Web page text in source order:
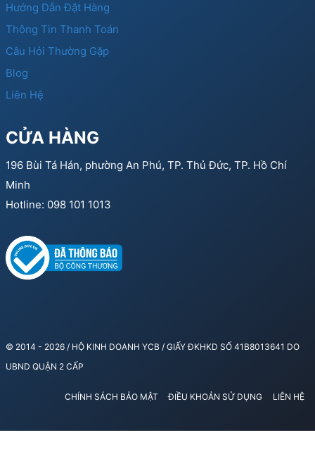
Hướng Dẫn Đặt Hàng
Thông Tin Thanh Toán
Câu Hỏi Thường Gặp
Blog
Liên Hệ
CỬA HÀNG
196 Bùi Tá Hán, phường An Phú, TP. Thủ Đức, TP. Hồ Chí
Minh
Hotline: 098 101 1013
© 2014 - 2026 / HỘ KINH DOANH YCB / GIẤY ĐKHKD SỐ 41B8013641 DO
UBND QUẬN 2 CẤP
CHÍNH SÁCH BẢO MẬT ĐIỀU KHOẢN SỬ DỤNG LIÊN HỆ